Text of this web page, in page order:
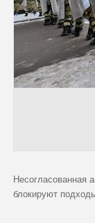
Несогласованная
блокируют